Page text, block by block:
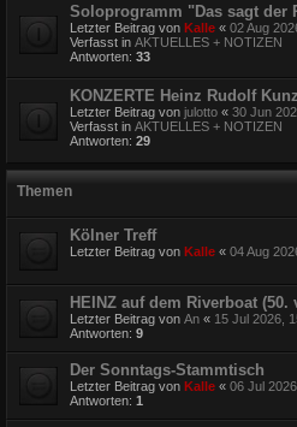
Soloprogramm "Das sagt der
Letzter Beitrag von Kalle « 02 Aug
Verfasst in AKTUELLES + NOTIZEN
Antworten: 33
KONZERTE Heinz Rudolf
Letzter Beitrag von julotto « 30 Jun
Verfasst in AKTUELLES + NOTIZEN
Antworten: 29
Themen
Kölner Treff
Letzter Beitrag von Kalle « 04 Aug
HEINZ auf dem Riverboat (50.
Letzter Beitrag von An « 15 Jul 2026,
Antworten: 9
Der Sonntags-Stammtisch
Letzter Beitrag von Kalle « 06 Jul
Antworten: 1